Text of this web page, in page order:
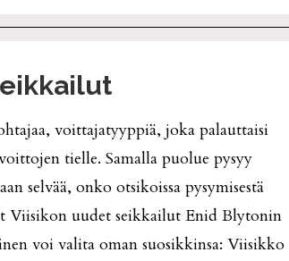
voittajatyyppiä, joka palauttaisi
tielle. Samalla puolue pysyy
selvää, onko otsikoissa pysymisestä
Viisikon uudet seikkailut Enid Blytonin
voi valita oman suosikkinsa: Viisikko